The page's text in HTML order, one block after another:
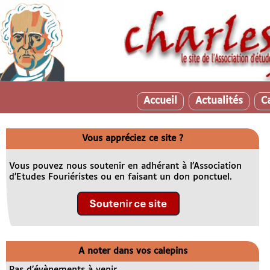
Accueil Actualités
Vous appréciez ce site ?
Vous pouvez nous soutenir en adhérant à l’Association
d’Etudes Fouriéristes ou en faisant un don ponctuel.
A noter dans vos calepins